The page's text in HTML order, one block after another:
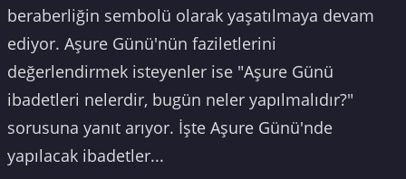
beraberliğin sembolü olarak yaşatılmaya devam
ediyor. Aşure Günü'nün faziletlerini
değerlendirmek isteyenler ise "Aşure Günü
ibadetleri nelerdir, bugün neler yapılmalıdır?"
sorusuna yanıt arıyor. İşte Aşure Günü'nde
yapılacak ibadetler...